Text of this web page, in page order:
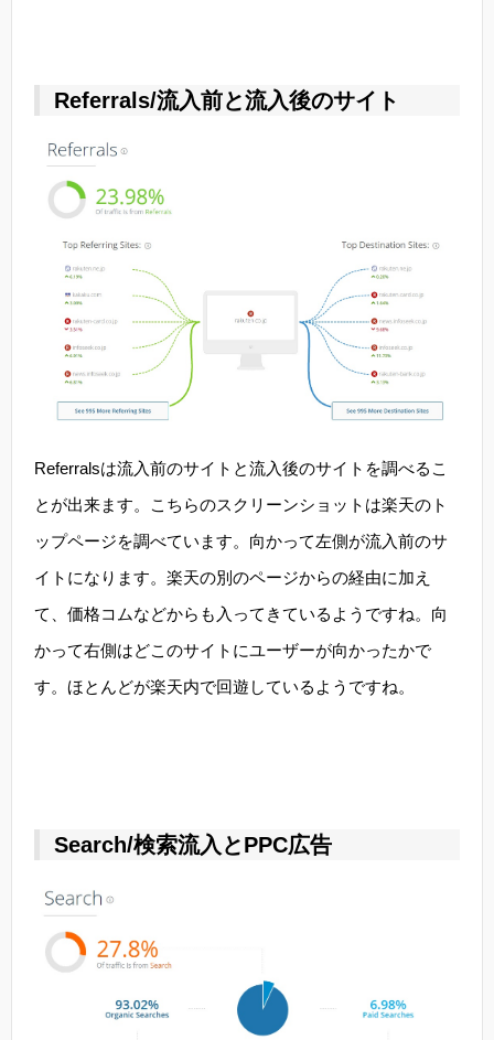
Referrals/流入前と流入後のサイト
Referralsは流入前のサイトと流入後のサイトを調べるこ
とが出来ます。こちらのスクリーンショットは楽天のト
ップページを調べています。向かって左側が流入前のサ
イトになります。楽天の別のページからの経由に加え
て、価格コムなどからも入ってきているようですね。向
かって右側はどこのサイトにユーザーが向かったかで
す。ほとんどが楽天内で回遊しているようですね。
Search/検索流入とPPC広告